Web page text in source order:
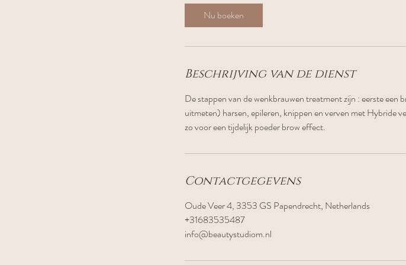
n
Nu boeken
Beschrijving van de dienst
De stappen van de wenkbrauwen treatment zijn : eerste een
uitmeten) harsen, epileren, knippen en verven met Hybride
zo voor een tijdelijk poeder brow effect.
Contactgegevens
Oude Veer 4, 3353 GS Papendrecht, Netherlands
+31683535487
info@beautystudiom.nl